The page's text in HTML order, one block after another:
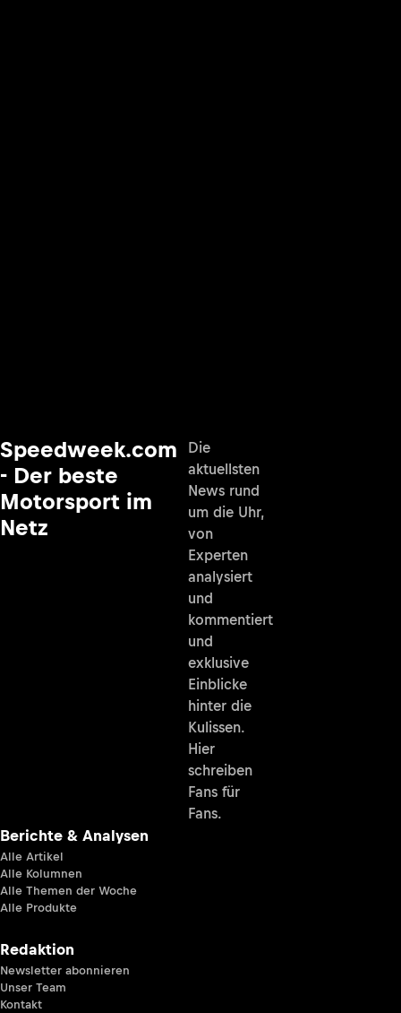
Speedweek.com
- Der beste
Motorsport im
Netz
Die
aktuellsten
News rund
um die Uhr,
von
Experten
analysiert
und
kommentiert
und
exklusive
Einblicke
hinter die
Kulissen.
Hier
schreiben
Fans für
Fans.
Berichte & Analysen
Alle Artikel
Alle Kolumnen
Alle Themen der Woche
Alle Produkte
Redaktion
Newsletter abonnieren
Unser Team
Kontakt